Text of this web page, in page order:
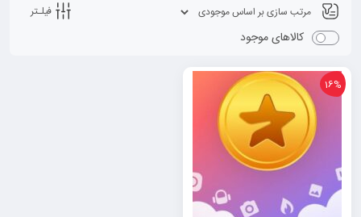
فیلـتر
کالاهای موجود
16%